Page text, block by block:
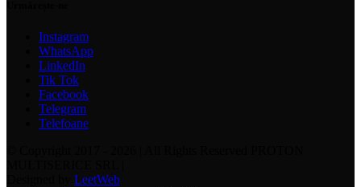
Instagram
WhatsApp
LinkedIn
Tik Tok
Facebook
Telegram
Telefoane
LeetWeb